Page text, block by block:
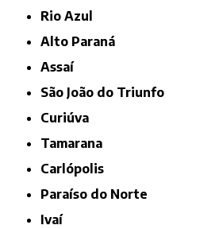
Rio Azul
Alto Paraná
Assaí
São João do Triunfo
Curiúva
Tamarana
Carlópolis
Paraíso do Norte
Ivaí